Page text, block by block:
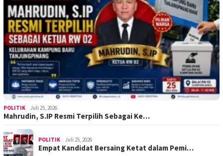
POLITIK Juli 25, 2026
Mahrudin, S.IP Resmi Terpilih Sebagai Ke…
POLITIK Juli 25, 2026
Empat Kandidat Bersaing Ketat dalam Pemi…